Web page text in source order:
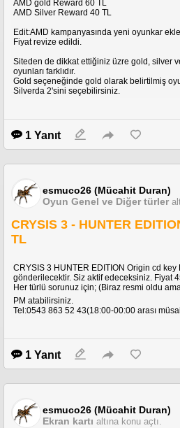
----> Jack Keane 2: The Fire Within
----> Edna & Harvey: The Breakout
----> Battlefield 4 BF4 EU Cd key 47 TL
----> Hitman Absolution 20 TL
Ödeme Seçenekleri:
-Cep tel. numarama para yükleyerek
yükleyebiliyorsanız o ödeme şekli de
-Paypal ile,
iniz ile yapabilirsiniz. (10 tl
geçerli)
Google dan dolar kuruna çevirip o şekilde
aktarabilirsiniz.
(Dandik bir item koyarım siz de pazarda
alırsınız ben de size cd keyleri ni veya
AMD gold Reward 60 TL
AMD Silver Reward 40 TL
Edit:AMD kampanyasında yeni oyunkar
Fiyat revize edildi.
Siteden de dikkat ettiğiniz üzre gold, silver
oyunları farklıdır.
Gold seçeneğinde gold olarak belirtilmiş
Silverda 2'sini seçebilirsiniz.
1 Yanıt
esmuco26 (Mücahit Duran)
Oyun Genel ve Diğer türler
CRYSIS 3 - HUNTER
TL
CRYSIS 3 HUNTER EDITION Origin cd
gönderilecektir. Siz aktif edeceksiniz. Fiyat
Her türlü sorunuz için; (Biraz resmi oldu
PM atabilirsiniz.
Tel:0543 863 52 43(18:00-00:00 arası
1 Yanıt
esmuco26 (Mücahit Duran)
Ekran kartı altına konu açtı.